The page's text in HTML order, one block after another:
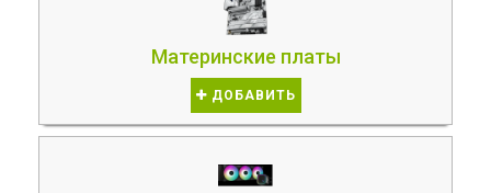
Материнские платы
ДОБАВИТЬ